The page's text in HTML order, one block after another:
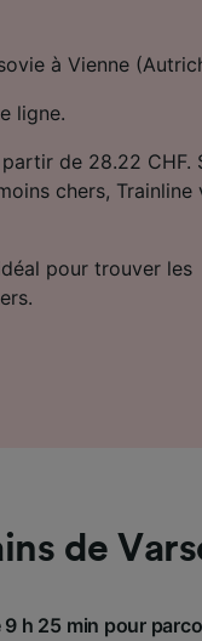
à Vienne
ligne.
de 28.22 CHF.
chers, Trainline
pour trouver les
de
h 25 min pour